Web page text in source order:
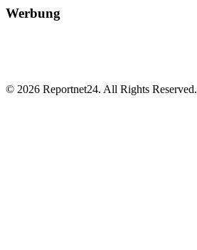
Werbung
© 2026 Reportnet24. All Rights Reserved.